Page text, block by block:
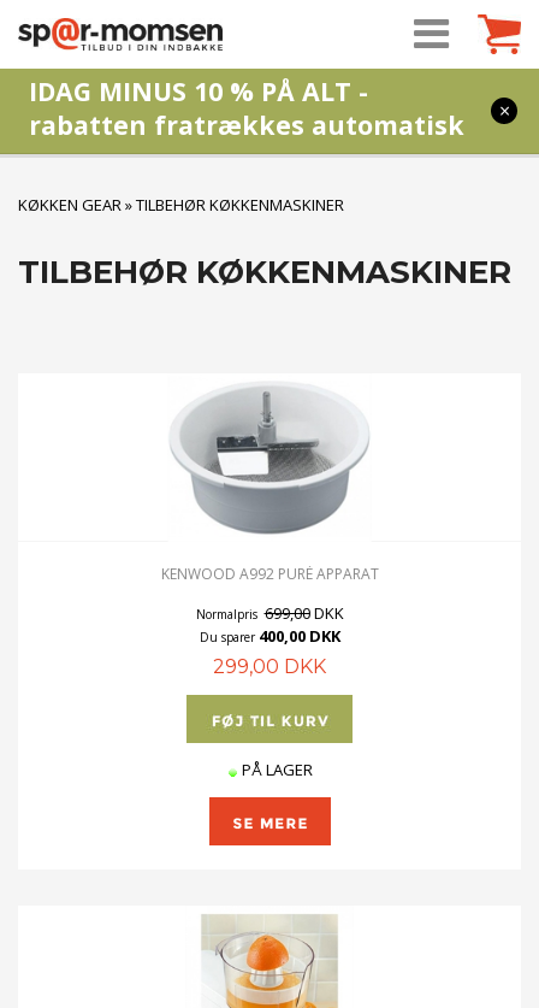
IDAG MINUS 10 % PÅ ALT -
rabatten fratrækkes automatisk
×
KØKKEN GEAR»TILBEHØR KØKKENMASKINER
TILBEHØR KØKKENMASKINER
KENWOOD A992 PURÉ APPARAT
Normalpris 699,00DKK
Du sparer 400,00 DKK
299,00 DKK
PÅ LAGER